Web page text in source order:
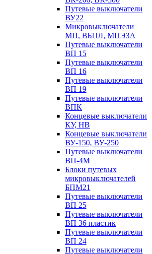
Путевые выключатели
ВУ22
Микровыключатели
МП, ВБПЛ, МПЭЗА
Путевые выключатели
ВП 15
Путевые выключатели
ВП 16
Путевые выключатели
ВП 19
Путевые выключатели
ВПК
Концевые выключатели
КУ, НВ
Концевые выключатели
ВУ-150, ВУ-250
Путевые выключатели
ВП-4М
Блоки путевых
микровыключателей
БПМ21
Путевые выключатели
ВП 25
Путевые выключатели
ВП 36 пластик
Путевые выключатели
ВП 24
Путевые выключатели